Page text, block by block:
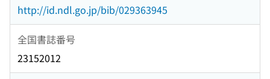
http://id.ndl.go.jp/bib/029363945
全国書誌番号
23152012